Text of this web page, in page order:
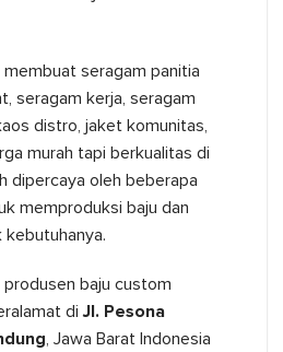
seragam panitia
seragam kerja, seragam
distro, jaket komunitas,
murah tapi berkualitas di
dipercaya oleh beberapa
memproduksi baju dan
baju custom
di Jl. Pesona
, Jawa Barat Indonesia